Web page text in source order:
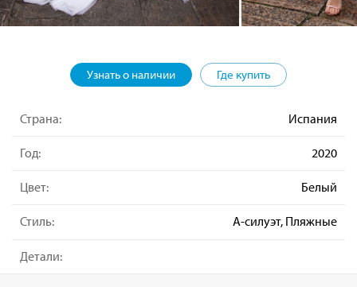
Узнать о наличии Где купить
Страна: Испания
Год: 2020
Цвет: Белый
Стиль: А-силуэт, Пляжные
Детали: